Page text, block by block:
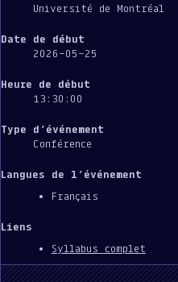
Université de Montréal
Date de début
2026-05-25
Heure de début
13:30:00
Type d’événement
Conférence
Langues de l’événement
Français
Liens
Syllabus complet